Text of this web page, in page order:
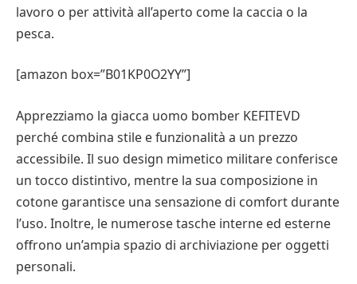
lavoro o per attività all’aperto come la caccia o la
pesca.
[amazon box=”B01KP0O2YY”]
Apprezziamo la giacca uomo bomber KEFITEVD
perché combina stile e funzionalità a un prezzo
accessibile. Il suo design mimetico militare conferisce
un tocco distintivo, mentre la sua composizione in
cotone garantisce una sensazione di comfort durante
l’uso. Inoltre, le numerose tasche interne ed esterne
offrono un’ampia spazio di archiviazione per oggetti
personali.